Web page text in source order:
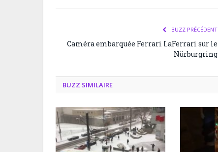
BUZZ PRÉCÉDENT
Caméra embarquée Ferrari LaFerrari sur le
Nürburgring
BUZZ SIMILAIRE